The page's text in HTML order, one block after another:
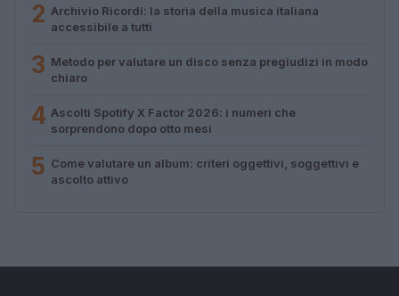
2 Archivio Ricordi: la storia della musica italiana
accessibile a tutti
3 Metodo per valutare un disco senza pregiudizi in modo
chiaro
4 Ascolti Spotify X Factor 2026: i numeri che
sorprendono dopo otto mesi
5 Come valutare un album: criteri oggettivi, soggettivi e
ascolto attivo